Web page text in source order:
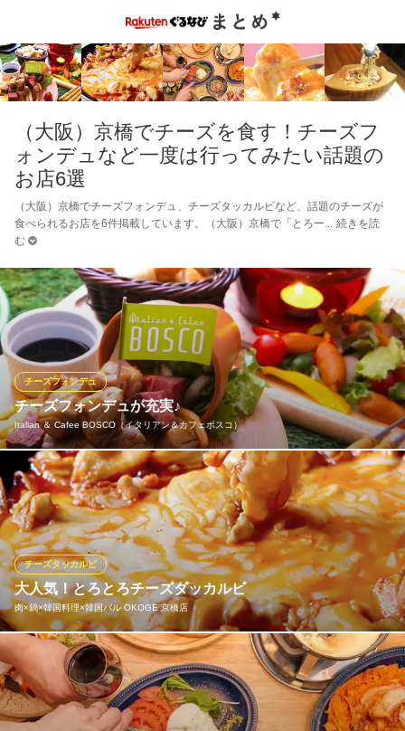
（大阪）京橋でチーズを食す！チーズフ
ォンデュなど一度は行ってみたい話題の
お店6選
（大阪）京橋でチーズフォンデュ、チーズタッカルビなど、話題のチーズが
食べられるお店を6件掲載しています。（大阪）京橋で「とろー
続きを読
む
チーズフォンデュが充実♪
Italian ＆ Cafee BOSCO（イタリアン＆カフェボスコ）
チーズフォンデュ
野菜のみのチーズフォンデュ！お肉もたっぷりチーズフォンデ
ュ！、チーズフォンデュ食べ放題！ソースも選べる！チーズフォ
ンデューメニュー充実！
Italian ＆ Cafee BOSCO（イタリアン＆カフェボスコ）
森に佇むイタリアン
ＪＲ京橋駅北口 徒歩3分
大阪府大阪市城東区新喜多1-2-7
大人気！とろとろチーズダッカルビ
肉×鍋×韓国料理×韓国バル OKOGE 京橋店
チーズタッカルビ
特製甘辛たれを使用したチーズダッカルビ！程よい辛さととろけ
るチーズの相性が抜群！今ならチーズダッカルビ食べ飲み放題も
ご用意しております！ (京橋/居酒屋/韓国料理/食べ放題/飲み放題/
食べ飲み放題/貸切/チーズタッカルビ/チーズダッカルビ/サムギョ